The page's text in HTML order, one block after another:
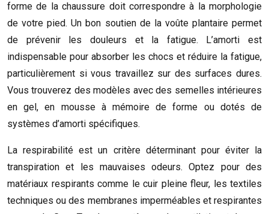
forme de la chaussure doit correspondre à la morphologie
de votre pied. Un bon soutien de la voûte plantaire permet
de prévenir les douleurs et la fatigue. L’amorti est
indispensable pour absorber les chocs et réduire la fatigue,
particulièrement si vous travaillez sur des surfaces dures.
Vous trouverez des modèles avec des semelles intérieures
en gel, en mousse à mémoire de forme ou dotés de
systèmes d’amorti spécifiques.
La respirabilité est un critère déterminant pour éviter la
transpiration et les mauvaises odeurs. Optez pour des
matériaux respirants comme le cuir pleine fleur, les textiles
techniques ou des membranes imperméables et respirantes